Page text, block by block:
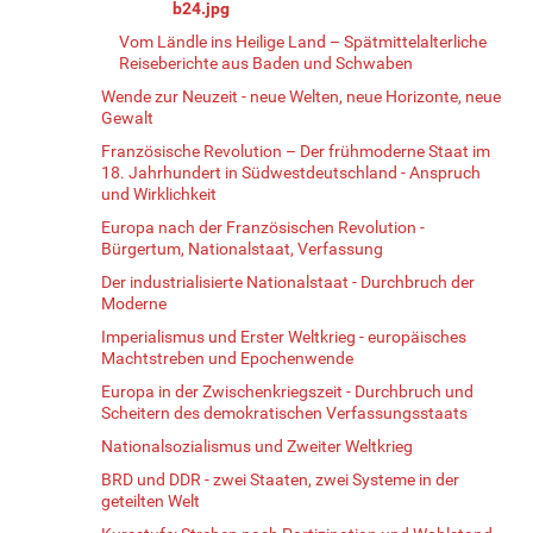
b24.jpg
Vom Ländle ins Heilige Land – Spätmittelalterliche
Reiseberichte aus Baden und Schwaben
Wende zur Neuzeit - neue Welten, neue Horizonte, neue
Gewalt
Französische Revolution – Der frühmoderne Staat im
18. Jahrhundert in Südwestdeutschland - Anspruch
und Wirklichkeit
Europa nach der Französischen Revolution -
Bürgertum, Nationalstaat, Verfassung
Der industrialisierte Nationalstaat - Durchbruch der
Moderne
Imperialismus und Erster Weltkrieg - europäisches
Machtstreben und Epochenwende
Europa in der Zwischenkriegszeit - Durchbruch und
Scheitern des demokratischen Verfassungsstaats
Nationalsozialismus und Zweiter Weltkrieg
BRD und DDR - zwei Staaten, zwei Systeme in der
geteilten Welt